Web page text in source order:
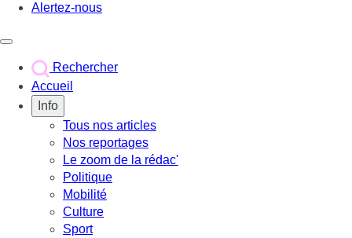
Alertez-nous
Rechercher
Accueil
Info
Tous nos articles
Nos reportages
Le zoom de la rédac'
Politique
Mobilité
Culture
Sport